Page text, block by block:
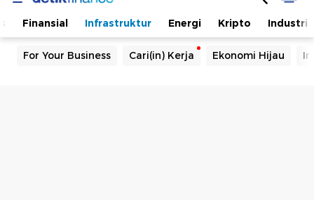
Finansial Infrastruktur Energi Kripto Industri
For Your Business Cari(in) Kerja Ekonomi Hijau